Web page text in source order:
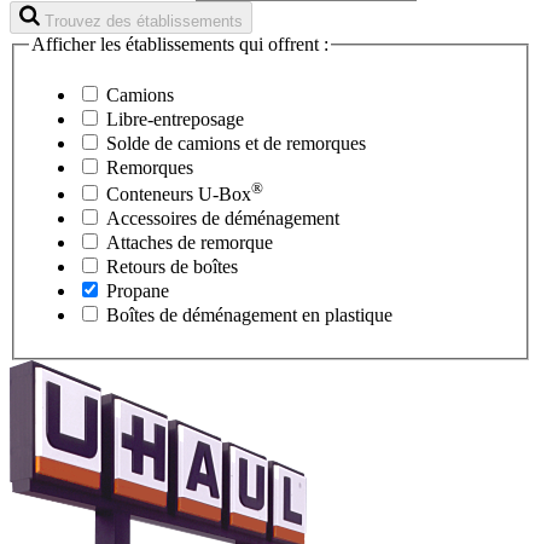
Trouvez des établissements
Afficher les établissements qui offrent :
Camions
Libre-entreposage
Solde de camions et de remorques
Remorques
Conteneurs U-Box®
Accessoires de déménagement
Attaches de remorque
Retours de boîtes
Propane
Boîtes de déménagement en plastique